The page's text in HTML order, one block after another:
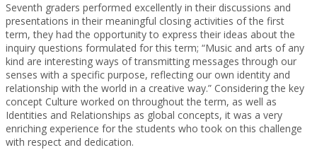
Seventh graders performed excellently in their discussions and
presentations in their meaningful closing activities of the first
term, they had the opportunity to express their ideas about the
inquiry questions formulated for this term; “Music and arts of any
kind are interesting ways of transmitting messages through our
senses with a specific purpose, reflecting our own identity and
relationship with the world in a creative way.” Considering the key
concept Culture worked on throughout the term, as well as
Identities and Relationships as global concepts, it was a very
enriching experience for the students who took on this challenge
with respect and dedication.